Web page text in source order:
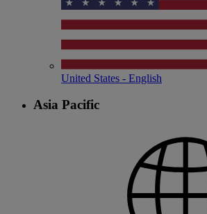
United States - English
Asia Pacific